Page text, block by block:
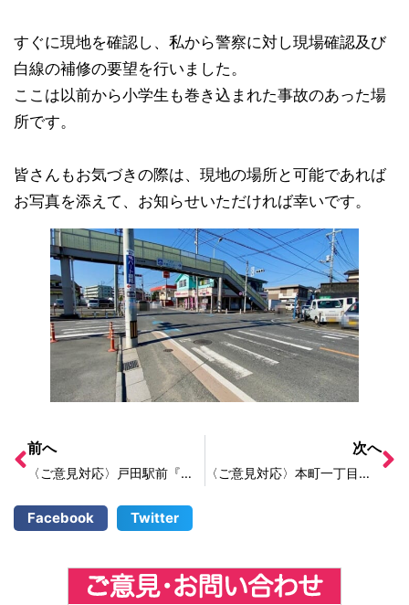
すぐに現地を確認し、私から警察に対し現場確認及び
白線の補修の要望を行いました。
ここは以前から小学生も巻き込まれた事故のあった場
所です。
皆さんもお気づきの際は、現地の場所と可能であれば
お写真を添えて、お知らせいただければ幸いです。
前へ
〈ご意見対応〉戸田駅前『おやすみ処』がゴミ捨て場になっている
次へ
〈ご意見対応〉本町一丁目交差点の横断歩道を塗りなおしてほしい
Facebook Twitter